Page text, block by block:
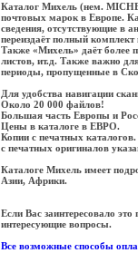
Каталог Михель (нем.
почтовых марок в Европе.
сведения, отсутствующие в
переиздаёт полный
Также «Михель» даёт более
листов, ит.д. Также важно
периоды, пропущенные в
Для удобства навигации
Около 20 000 файлов!
Большая часть Европы и
Цены в каталоге в ЕВРО.
Копии с печатных
с печатных оригиналов
Каталоге Михель имеет
Азии, Африки.
Если Вас заинтересовало
интересующие вопросы.
Все возможные способы